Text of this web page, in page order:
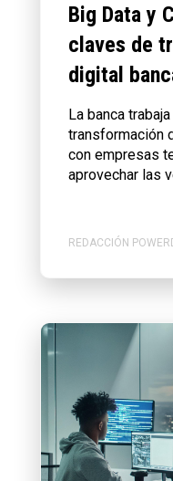
Big Data y
claves de
digital
La banca
transformación
con empresas
aprovechar las
REDACCIÓN